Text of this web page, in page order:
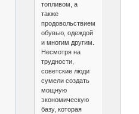
топливом, а
также
продовольствием,
обувью, одеждой
и многим другим.
Несмотря на
трудности,
советские люди
сумели создать
мощную
экономическую
базу, которая